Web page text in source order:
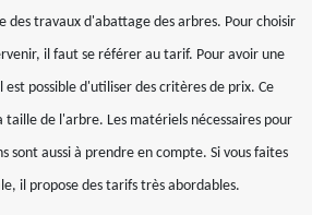
des travaux d'abattage des arbres. Pour choisir
il faut se référer au tarif. Pour avoir une
est possible d'utiliser des critères de prix. Ce
taille de l'arbre. Les matériels nécessaires pour
sont aussi à prendre en compte. Si vous faites
il propose des tarifs très abordables.